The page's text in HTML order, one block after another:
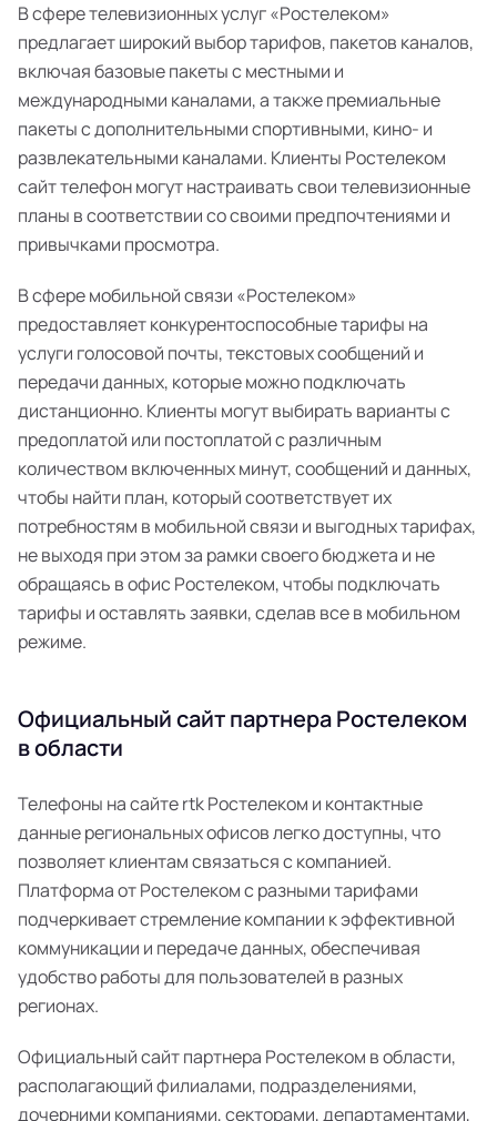
В сфере телевизионных услуг «Ростелеком»
предлагает широкий выбор тарифов, пакетов каналов,
включая базовые пакеты с местными и
международными каналами, а также премиальные
пакеты с дополнительными спортивными, кино- и
развлекательными каналами. Клиенты Ростелеком
сайт телефон могут настраивать свои телевизионные
планы в соответствии со своими предпочтениями и
привычками просмотра.
В сфере мобильной связи «Ростелеком»
предоставляет конкурентоспособные тарифы на
услуги голосовой почты, текстовых сообщений и
передачи данных, которые можно подключать
дистанционно. Клиенты могут выбирать варианты с
предоплатой или постоплатой с различным
количеством включенных минут, сообщений и данных,
чтобы найти план, который соответствует их
потребностям в мобильной связи и выгодных тарифах,
не выходя при этом за рамки своего бюджета и не
обращаясь в офис Ростелеком, чтобы подключать
тарифы и оставлять заявки, сделав все в мобильном
режиме.
Официальный сайт партнера Ростелеком
в области
Телефоны на сайте rtk Ростелеком и контактные
данные региональных офисов легко доступны, что
позволяет клиентам связаться с компанией.
Платформа от Ростелеком с разными тарифами
подчеркивает стремление компании к эффективной
коммуникации и передаче данных, обеспечивая
удобство работы для пользователей в разных
регионах.
Официальный сайт партнера Ростелеком в области,
располагающий филиалами, подразделениями,
дочерними компаниями, секторами, департаментами,